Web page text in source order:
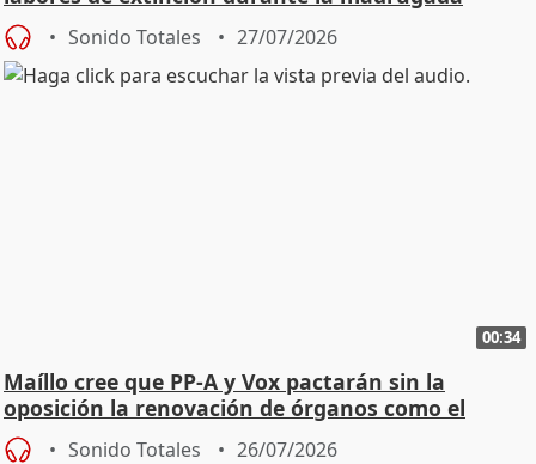
Sonido Totales 27/07/2026
00:34
Maíllo cree que PP-A y Vox pactarán sin la
oposición la renovación de órganos como el
Defensor
Sonido Totales 26/07/2026